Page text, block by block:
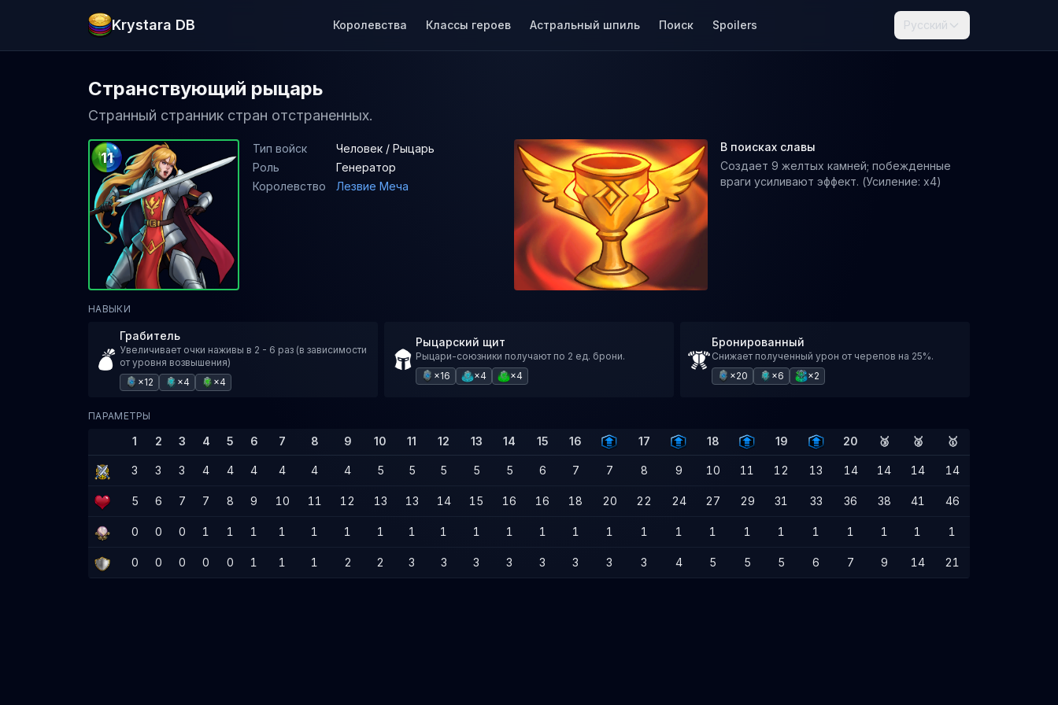
Krystara DB Королевства Классы героев Астральный шпиль Поиск Spoilers Русский
Странствующий рыцарь
Странный странник стран отстраненных.
11
Тип войск
Человек / Рыцарь
Роль
Генератор
Королевство
Лезвие Меча
В поисках славы
Создает 9 желтых камней; побежденные
враги усиливают эффект. (Усиление: x4)
НАВЫКИ
Грабитель
Увеличивает очки наживы в 2 - 6 раз (в зависимости
от уровня возвышения)
×12
×4 ×4
Рыцарский щит
Рыцари-союзники получают по 2 ед. брони.
×16
×4 ×4
Бронированный
Снижает полученный урон от черепов на 25%.
×20
×6 ×2
ПАРАМЕТРЫ
1 2 3 4 5 6 7 8 9 10 11 12 13 14 15 16 17 18 19 20 🥉 🥈 🥇
3 3 3 4 4 4 4 4 4 5 5 5 5 5 6 7 7 8 9 10 11 12 13 14 14 14 14
5 6 7 7 8 9 10 11 12 13 13 14 15 16 16 18 20 22 24 27 29 31 33 36 38 41 46
0 0 0 1 1 1 1 1 1 1 1 1 1 1 1 1 1 1 1 1 1 1 1 1 1 1 1
0 0 0 0 0 1 1 1 2 2 3 3 3 3 3 3 3 3 4 5 5 5 6 7 9 14 21